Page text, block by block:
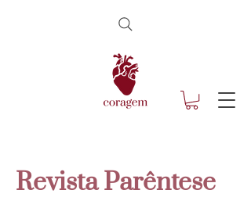
Revista Parêntese